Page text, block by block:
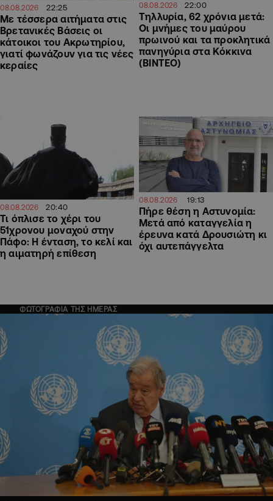
08.08.2026 22:25
Με τέσσερα αιτήματα στις
Βρετανικές Βάσεις οι
κάτοικοι του Ακρωτηρίου,
γιατί φωνάζουν για τις νέες
κεραίες
08.08.2026 22:00
Τηλλυρία, 62 χρόνια μετά:
Οι μνήμες του μαύρου
πρωινού και τα προκλητικά
πανηγύρια στα Κόκκινα
(ΒΙΝΤΕΟ)
08.08.2026 20:40
Τι όπλισε το χέρι του
51χρονου μοναχού στην
Πάφο: Η ένταση, το κελί και
η αιματηρή επίθεση
08.08.2026 19:13
Πήρε θέση η Αστυνομία:
Μετά από καταγγελία η
έρευνα κατά Δρουσιώτη κι
όχι αυτεπάγγελτα
ΦΩΤΟΓΡΑΦΙΑ ΤΗΣ ΗΜΕΡΑΣ